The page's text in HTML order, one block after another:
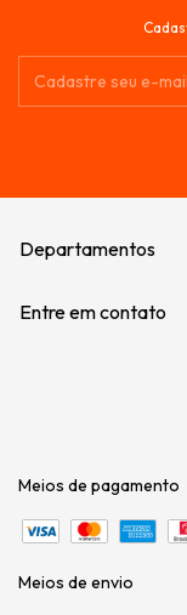
Departamentos
Entre em contato
Meios de pagamento
Meios de envio